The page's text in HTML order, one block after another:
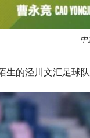
中
生的泾川文汇足球